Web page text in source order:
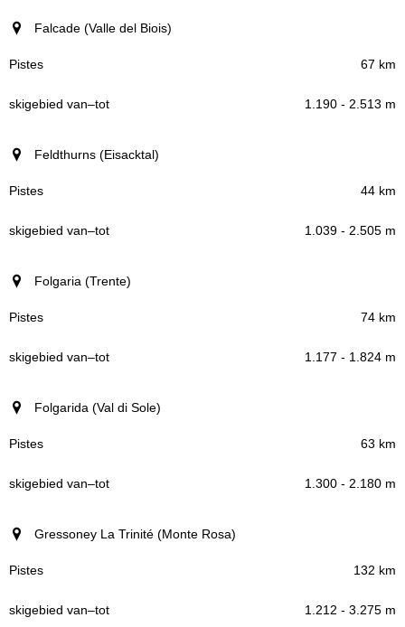
Falcade (Valle del Biois)
67 km
1.190 - 2.513 m
Feldthurns (Eisacktal)
44 km
1.039 - 2.505 m
Folgaria (Trente)
74 km
1.177 - 1.824 m
Folgarida (Val di Sole)
63 km
1.300 - 2.180 m
Gressoney La Trinité (Monte Rosa)
132 km
1.212 - 3.275 m